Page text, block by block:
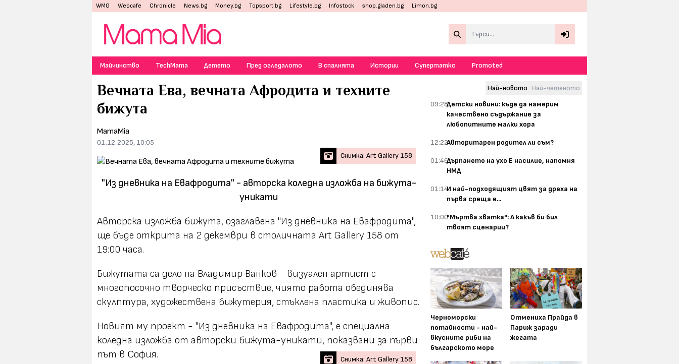
WMG Webcafe Chronicle News.bg Money.bg Topsport.bg Lifestyle.bg Infostock shop.gladen.bg Limon.bg
Майчинство TechMama Детето Пред огледалото В спалнята Истории Супертатко Promoted
Вечната Ева, вечната Афродита и техните
бижута
MamaMia
01.12.2025, 10:05
Снимка: Art Gallery 158
"Из дневника на Евафродита" - авторска коледна изложба на бижута-
уникати
Авторска изложба бижута, озаглавена "Из дневника на Евафродита",
ще бъде открита на 2 декември в столичната Art Gallery 158 от
19:00 часа.
Бижутата са дело на Владимир Ванков - визуален артист с
многопосочно творческо присъствие, чиято работа обединява
скулптура, художествена бижутерия, стъклена пластика и живопис.
Новият му проект - "Из дневника на Евафродита", е специална
коледна изложба от авторски бижута-уникати, показвани за първи
път в София.
Снимка: Art Gallery 158
Най-новото Най-четеното
09:28Детски новини: къде да намерим
качествено съдържание за
любопитните малки хора
12:22Авторитарен родител ли съм?
01:46Дърпането на ухо Е насилие, напомня
НМД
01:14И най-подходящият цвят за дреха на
първа среща е...
10:00"Мъртва хватка": А какъв би бил
твоят сценарии?
Черноморски
потайности - най-
вкусните риби на
българското море
Отмениха Прайда в
Париж заради
жегата